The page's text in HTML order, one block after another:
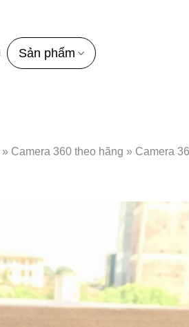
Sản phẩm
» Camera 360 theo hãng » Camera